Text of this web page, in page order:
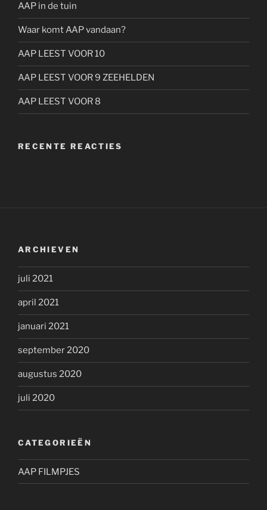
AAP in de tuin
Waar komt AAP vandaan?
AAP LEEST VOOR 10
AAP LEEST VOOR 9 ZEEHELDEN
AAP LEEST VOOR 8
RECENTE REACTIES
ARCHIEVEN
juli 2021
april 2021
januari 2021
september 2020
augustus 2020
juli 2020
CATEGORIEËN
AAP FILMPJES